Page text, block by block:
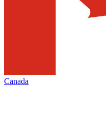
Canada